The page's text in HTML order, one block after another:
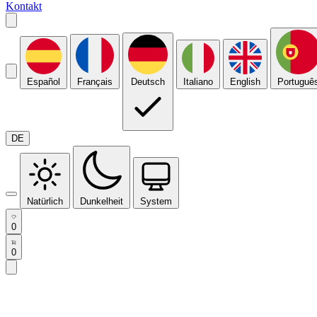
Kontakt
Español Français Deutsch Italiano English
DE
Natürlich Dunkelheit System
0
0